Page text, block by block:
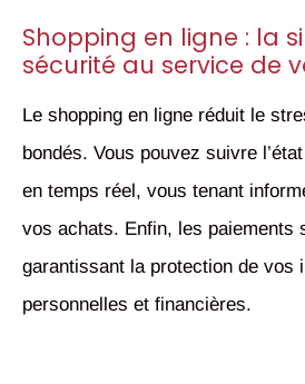
Shopping en ligne : la
sécurité au service de
Le shopping en ligne réduit le
bondés. Vous pouvez suivre
en temps réel, vous tenant
vos achats. Enfin, les paiements
garantissant la protection de vos
personnelles et financières.